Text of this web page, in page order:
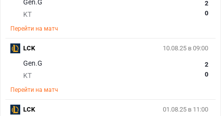
Gen.G
KT
2
0
Перейти на матч
10.08.25 в 09:00
Gen.G
KT
2
0
Перейти на матч
LCK
01.08.25 в 11:00
LCK